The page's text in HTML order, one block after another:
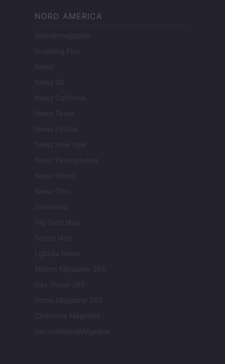
NORD AMERICA
Womanmagazine
Investing Plus
Newz
Newz US
Newz California
Newz Texas
Newz Florida
Newz New York
Newz Pennsylvania
Newz Illinois
Newz Ohio
Gameland
Hig Tech Mag
Scoop Mag
Lgbtqia News
Motors Magazine 365
Day Travel 365
Home Magazine 365
Cineverse Magazine
SecondHomeMagazine